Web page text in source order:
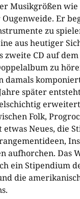
Musikgrößen
Er
zu
aus heutiger
zweite CD auf
zu
damals
später
Folk,
etwas Neues, die
aufhorchen. Das
ein Stipendium
die